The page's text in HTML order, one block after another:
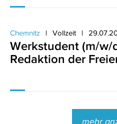
Chemnitz Vollzeit
Werkstudent (m/w/
Redaktion der
mehr